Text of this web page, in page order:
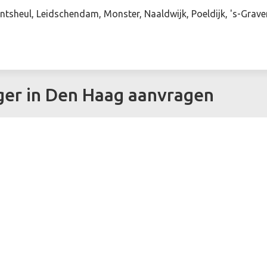
Leidschendam, Monster, Naaldwijk, Poeldijk, 's-
in Den Haag aanvragen